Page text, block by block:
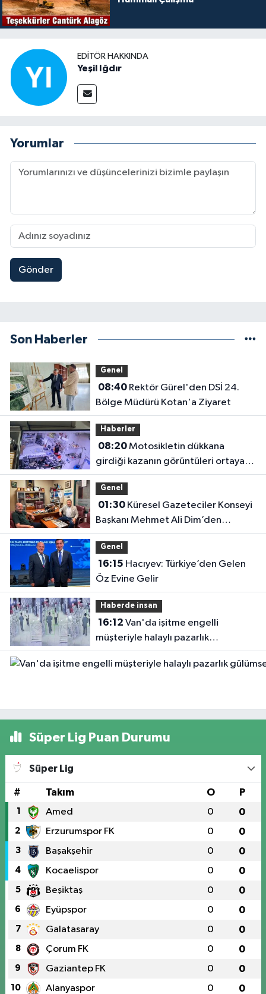
EDITÖR HAKKINDA
Yeşil Iğdır
Yorumlar
Gönder
Son Haberler
Genel
08:40Rektör Gürel'den DSİ 24.
Bölge Müdürü Kotan'a Ziyaret
Haberler
08:20Motosikletin dükkana
girdiği kazanın görüntüleri ortaya
çıktı
Genel
01:30Küresel Gazeteciler Konseyi
Başkanı Mehmet Ali Dim’den
Gazetemize Ziyaret
Genel
16:15
Öz Evine Gelir
Haberde insan
16:12
müşteriyle halaylı pazarlık
gülümsetti
Süper Lig Puan Durumu
Süper Lig
# Takım O P
1 Amed 0 0
2 Erzurumspor FK 0 0
3 Başakşehir 0 0
4 Kocaelispor 0 0
5 Beşiktaş 0 0
6 Eyüpspor 0 0
7 Galatasaray 0 0
8 Çorum FK 0 0
9 Gaziantep FK 0 0
10 Alanyaspor 0 0